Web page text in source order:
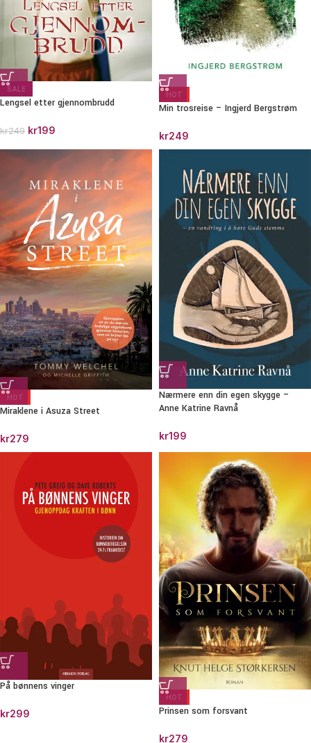
SALE
Lengsel etter gjennombrudd
kr249 kr199
HOT
Min trosreise – Ingjerd Bergstrøm
kr249
HOT
Miraklene i Asuza Street
kr279
Nærmere enn din egen skygge –
Anne Katrine Ravnå
kr199
På bønnens vinger
kr299
HOT
Prinsen som forsvant
kr279